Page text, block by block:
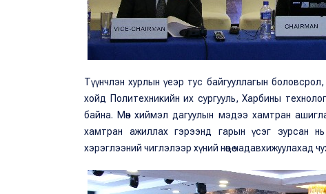
Түүнчлэн хурлын үеэр тус байгууллагын боловсрол,
хойд Политехникийн их сургууль, Харбины
байна. Мөн хиймэл дагуулын мэдээ хамтран
хамтран ажиллах гэрээнд гарын үсэг зурсан
хэрэглээний чиглэлээр хүний нөөцөө